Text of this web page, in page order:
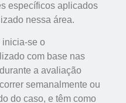
específicos aplicados
nessa área.
se o
com base nas
a avaliação
semanalmente ou
do caso, e têm como